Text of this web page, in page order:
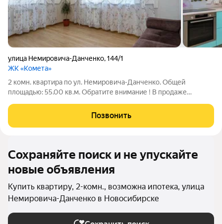
улица Немировича-Данченко,144/1
ЖК «Комета»
2 комн. квартира по ул. Немировича-Данченко. Общей
площадью: 55.00 кв.м. Обратите внимание ! В продаже
Чистый двор, подъезд, отсечка на три квартиры. Очень
эргономичная планировка на две
Позвонить
Сохраняйте поиск и не упускайте
новые объявления
Купить квартиру, 2-комн., возможна ипотека, улица
Немировича-Данченко в Новосибирске